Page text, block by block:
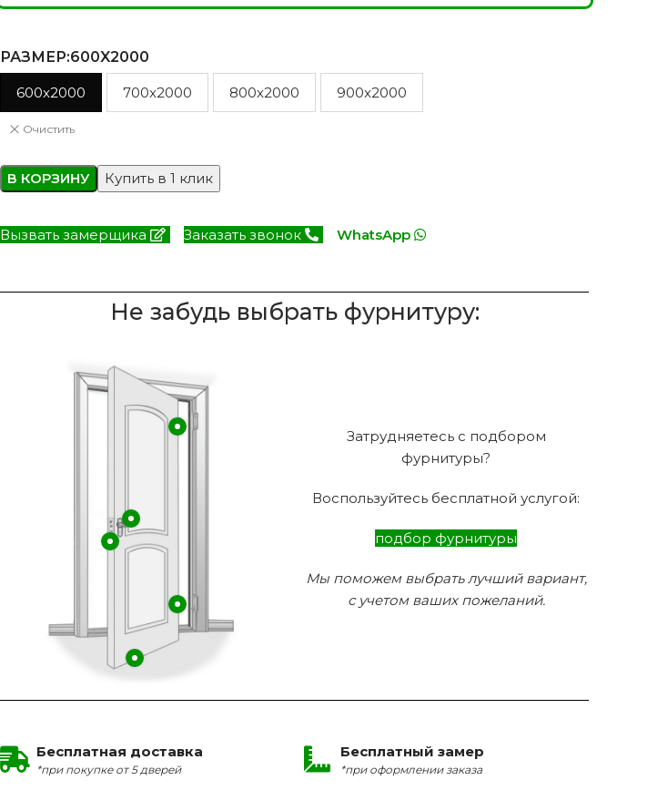
РАЗМЕР:600X2000
600x2000 700x2000 800x2000 900x2000
Очистить
В КОРЗИНУ Купить в 1 клик
Вызвать замерщика Заказать звонок WhatsApp
Не забудь выбрать фурнитуру:
Затрудняетесь с подбором
фурнитуры?
Воспользуйтесь бесплатной услугой:
подбор фурнитуры
Мы поможем выбрать лучший вариант,
с учетом ваших пожеланий.
Бесплатная доставка
*при покупке от 5 дверей
Бесплатный замер
*при оформлении заказа